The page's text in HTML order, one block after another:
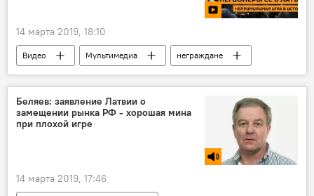
14 марта 2019, 18:10
Видео Мультимедиа
неграждане
Waffen SS
Владимир Симиндей
Беляев: заявление Латвии о
замещении рынка РФ - хорошая мина
при плохой игре
14 марта 2019, 17:46